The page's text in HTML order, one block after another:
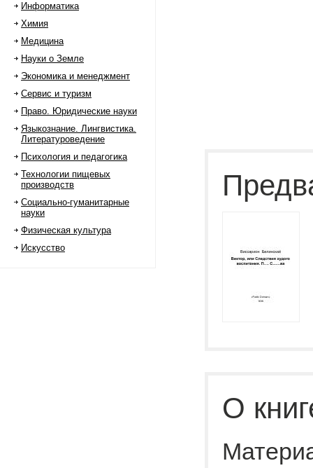
Информатика
Химия
Медицина
Науки о Земле
Экономика и менеджмент
Сервис и туризм
Право. Юридические науки
Языкознание. Лингвистика.
Литературоведение
Психология и педагогика
Технологии пищевых
производств
Социально-гуманитарные
науки
Физическая культура
Искусство
О